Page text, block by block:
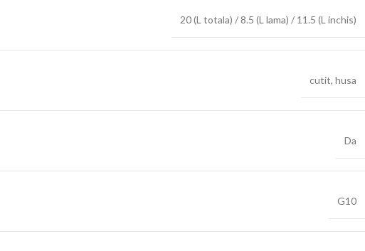
20 (L totala) / 8.5 (L lama) / 11.5 (L inchis)
cutit, husa
Da
G10